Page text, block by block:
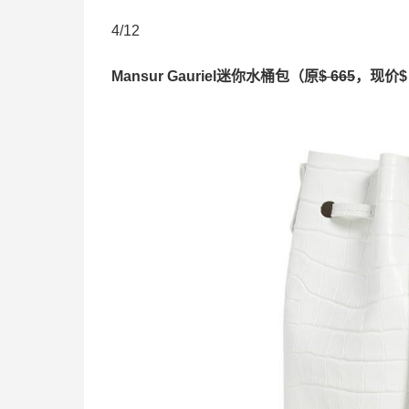
4/12
Mansur Gauriel迷你水桶包（原$ 665，现价